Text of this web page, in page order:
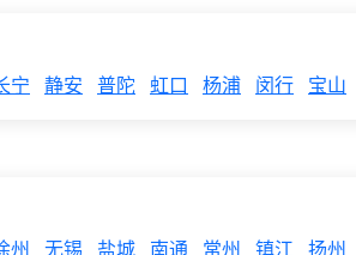
宁 静安 普陀 虹口 杨浦 闵行 宝山
州 无锡 盐城 南通 常州 镇江 扬州